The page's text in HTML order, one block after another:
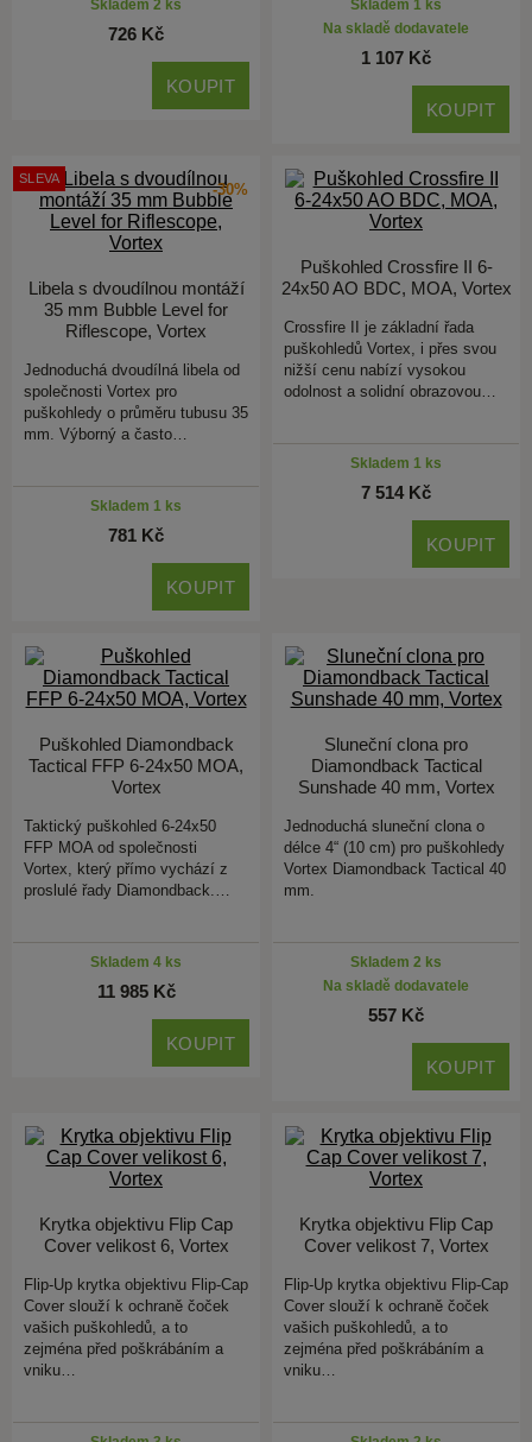
Skladem 2 ks
726 Kč
KOUPIT
Skladem 1 ks
Na skladě dodavatele
1 107 Kč
KOUPIT
-30%
SLEVA
Libela s dvoudílnou montáží
35 mm Bubble Level for
Riflescope, Vortex
Jednoduchá dvoudílná libela od
společnosti Vortex pro
puškohledy o průměru tubusu 35
mm. Výborný a často…
Skladem 1 ks
781 Kč
KOUPIT
Puškohled Crossfire II 6-
24x50 AO BDC, MOA, Vortex
Crossfire II je základní řada
puškohledů Vortex, i přes svou
nižší cenu nabízí vysokou
odolnost a solidní obrazovou…
Skladem 1 ks
7 514 Kč
KOUPIT
Puškohled Diamondback
Tactical FFP 6-24x50 MOA,
Vortex
Taktický puškohled 6-24x50
FFP MOA od společnosti
Vortex, který přímo vychází z
proslulé řady Diamondback.…
Skladem 4 ks
11 985 Kč
KOUPIT
Sluneční clona pro
Diamondback Tactical
Sunshade 40 mm, Vortex
Jednoduchá sluneční clona o
délce 4“ (10 cm) pro puškohledy
Vortex Diamondback Tactical 40
mm.
Skladem 2 ks
Na skladě dodavatele
557 Kč
KOUPIT
Krytka objektivu Flip Cap
Cover velikost 6, Vortex
Flip-Up krytka objektivu Flip-Cap
Cover slouží k ochraně čoček
vašich puškohledů, a to
zejména před poškrábáním a
vniku…
Krytka objektivu Flip Cap
Cover velikost 7, Vortex
Flip-Up krytka objektivu Flip-Cap
Cover slouží k ochraně čoček
vašich puškohledů, a to
zejména před poškrábáním a
vniku…